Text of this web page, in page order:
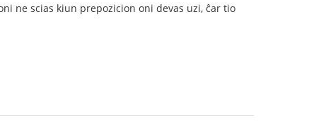
ne scias kiun prepozicion oni devas uzi, ĉar tio